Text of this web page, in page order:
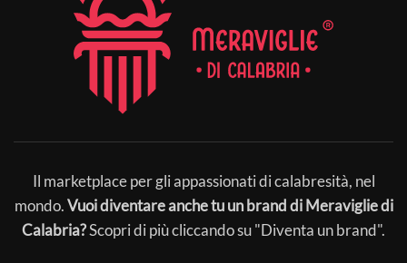
Il marketplace per gli appassionati di calabresità, nel
mondo.Vuoi diventare anche tu un brand di Meraviglie di
Calabria?Scopri di più cliccando su "Diventa un brand".